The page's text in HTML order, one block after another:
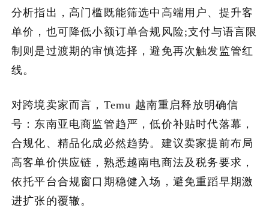
分析指出，高门槛既能筛选中高端用户、提升客
单价，也可降低小额订单合规风险;支付与语言限
制则是过渡期的审慎选择，避免再次触发监管红
线。
对跨境卖家而言，Temu 越南重启释放明确信
号：东南亚电商监管趋严，低价补贴时代落幕，
合规化、精品化成必然趋势。建议卖家提前布局
高客单价供应链，熟悉越南电商法及税务要求，
依托平台合规窗口期稳健入场，避免重蹈早期激
进扩张的覆辙。